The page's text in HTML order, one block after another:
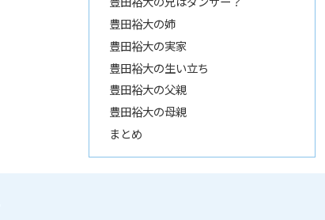
豊田裕大の姉
豊田裕大の実家
豊田裕大の生い立ち
豊田裕大の父親
豊田裕大の母親
まとめ